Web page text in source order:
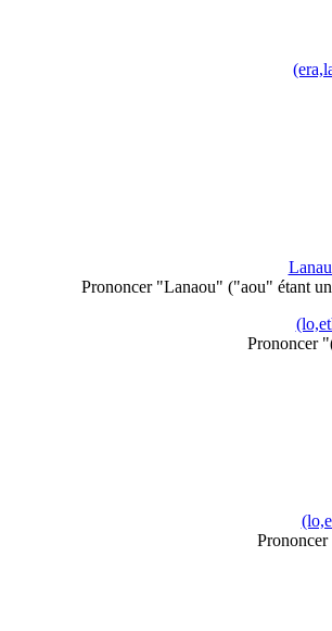
Prononcer "Lanaou" ("aou" étant
Prononcer